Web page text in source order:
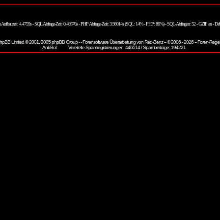
Aufbauzeit: 4.4759s - SQL Abfrage-Zeit: 0.49576s - PHP Abfrage-Zeit: 3.98014s (SQL: 14% - PHP: 86%) - SQL-Abfragen: 52 - GZIP an -
Limited © 2001, 2005 phpBB Group - - Forensoftware Überarbeitung vonRed-Benz-- © 2006 - 2026 --Foren-
Vereitelte Spamregistrierungen: 446514 / Spambeiträge: 194221